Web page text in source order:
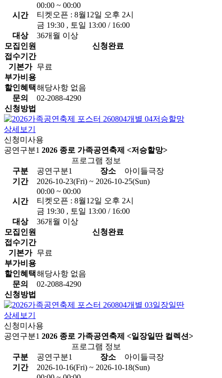
시간
00:00 ~ 00:00
티켓오픈 : 8월12일 오후 2시
금 19:30 , 토일 13:00 / 16:00
대상
36개월 이상
모집인원
신청완료
접수기간
기본가 무료
부가비용
할인혜택해당사항 없음
문의
02-2088-4290
신청방법
상세보기
신청미사용
공연구분1 2026 종로 가족공연축제 <저승할망>
프로그램 정보
구분
공연구분1 장소
아이들극장
기간
2026-10-23(Fri) ~ 2026-10-25(Sun)
시간
00:00 ~ 00:00
티켓오픈 : 8월12일 오후 2시
금 19:30 , 토일 13:00 / 16:00
대상
36개월 이상
모집인원
신청완료
접수기간
기본가 무료
부가비용
할인혜택해당사항 없음
문의
02-2088-4290
신청방법
상세보기
신청미사용
공연구분1 2026 종로 가족공연축제 <일장일딴 컬렉션>
프로그램 정보
구분
공연구분1 장소
아이들극장
기간
2026-10-16(Fri) ~ 2026-10-18(Sun)